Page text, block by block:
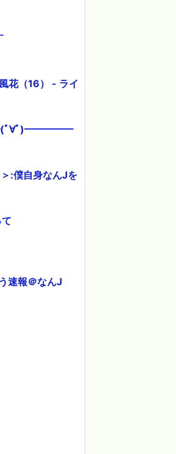
花（16） - ライ
ﾟ∀ﾟ)━━━━━
:僕自身なんJを
速報＠なんJ